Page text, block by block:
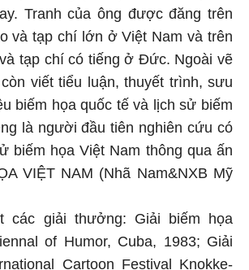
Tranh của ông được đăng trên
và tạp chí lớn ở Việt Nam và trên
tạp chí có tiếng ở Đức. Ngoài vẽ
viết tiểu luận, thuyết trình, sưu
biếm họa quốc tế và lịch sử biếm
là người đầu tiên nghiên cứu có
biếm họa Việt Nam thông qua ấn
VIỆT NAM (Nhã Nam&NXB Mỹ
các giải thưởng: Giải biếm họa
of Humor, Cuba, 1983; Giải
Cartoon Festival Knokke-